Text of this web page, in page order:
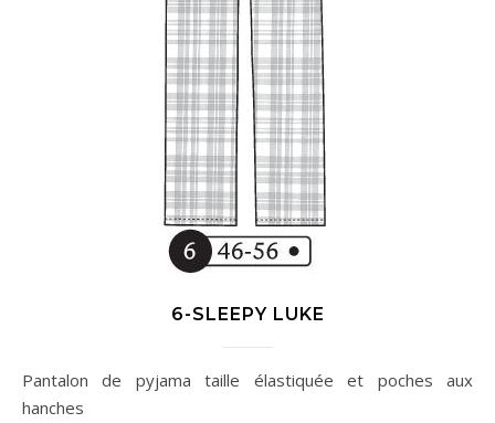
6-SLEEPY LUKE
Pantalon de pyjama taille élastiquée et poches aux
hanches